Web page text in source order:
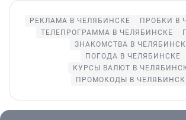
РЕКЛАМА В ЧЕЛЯБИНСКЕ
ПРОБКИ В
ТЕЛЕПРОГРАММА В ЧЕЛЯБИНСКЕ
ЗНАКОМСТВА В
ПОГОДА В ЧЕЛЯБИНСКЕ
КУРСЫ ВАЛЮТ В
ПРОМОКОДЫ В